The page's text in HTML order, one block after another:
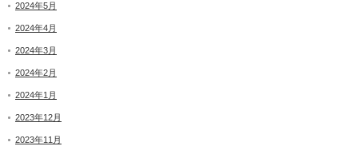
2024年5月
2024年4月
2024年3月
2024年2月
2024年1月
2023年12月
2023年11月